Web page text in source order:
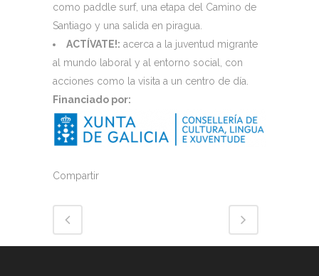
como paddle surf, una etapa del Camino de
Santiago y una salida en piragua.
ACTÍVATE!: acerca a la juventud migrante
al mundo laboral y al entorno social, con
acciones como la visita a un centro de día.
Financiado por:
Compartir